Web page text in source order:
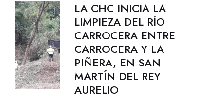
LA CHC INICIA LA
LIMPIEZA DEL RÍO
CARROCERA ENTRE
CARROCERA Y LA
PIÑERA, EN SAN
MARTÍN DEL REY
AURELIO